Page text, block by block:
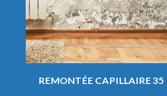
REMONTÉE CAPILLAIRE 35